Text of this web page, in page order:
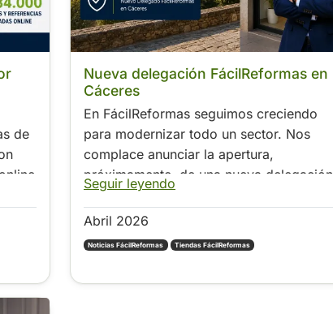
de
Nueva delegación FácilReformas en
Cáceres
En FácilReformas seguimos creciendo
para modernizar todo un sector. Nos
complace anunciar la apertura,
próximamente, de una nueva delegación
en Cáceres capital.
Seguir leyendo
Abril 2026
Noticias FácilReformas Tiendas FácilReformas